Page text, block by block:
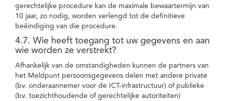
gerechtelijke procedure kan de maximale bewaartermijn van
10 jaar, zo nodig, worden verlengd tot de definitieve
beëindiging van die procedure.
4.7. Wie heeft toegang tot uw gegevens en aan
wie worden ze verstrekt?
Afhankelijk van de omstandigheden kunnen de partners van
het Meldpunt persoonsgegevens delen met andere private
(bv. onderaannemer voor de ICT-infrastructuur) of publieke
(bv. toezichthoudende of gerechtelijke autoriteiten)